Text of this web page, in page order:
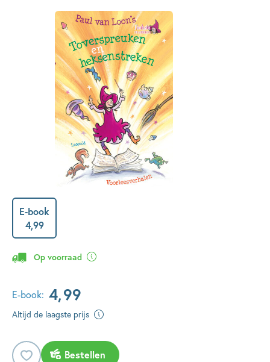
E-book
4,99
Op voorraad
E-book: 4,99
Altijd de laagste prijs
Bestellen